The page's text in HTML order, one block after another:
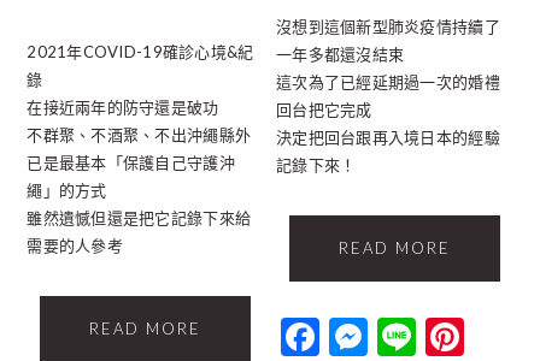
2021年COVID-19確診心境&紀
錄
在接近兩年的防守還是破功
不群聚、不酒聚、不出沖繩縣外
已是最基本「保護自己守護沖
繩」的方式
雖然遺憾但還是把它記錄下來給
需要的人參考
READ MORE
沒想到這個新型肺炎疫情持續了
一年多都還沒結束
這次為了已經延期過一次的婚禮
回台把它完成
決定把回台跟再入境日本的經驗
記錄下來！
READ MORE
Facebook
Messenger
Line